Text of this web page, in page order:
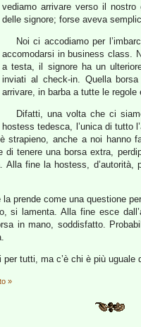
vediamo arrivare verso il
delle signore; forse aveva
Noi ci accodiamo per
accomodarsi in business class.
a testa, il signore ha un
inviati al check-in. Quella
arrivare, in barba a tutte le regole
Difatti, una volta che ci
hostess tedesca, l’unica di tutto
strapieno, anche a noi
tenere una borsa extra,
Alla fine la hostess,
prende come una questione
si lamenta. Alla fine esce
in mano, soddisfatto.
tutti, ma c’è chi è più uguale
»